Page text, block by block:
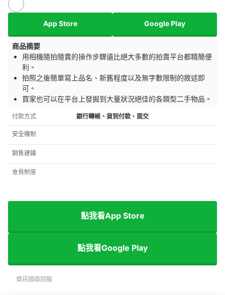
App Store Google Play
商品摘要
用相機隨拍隨賣的操作步驟遠比絕大多數的拍賣平台都精簡便
利。
拍照之後簡單寫上品名、新舊程度以及無字數限制的敘述即
可。
買家也可以在平台上發掘到大量狀況絕佳的各類型二手物品。
付款方式 銀行轉帳、貨到付款、面交
安全機制
銷售建議
會員制度
點我看App Store
點我看Google Play
資訊錯誤回報